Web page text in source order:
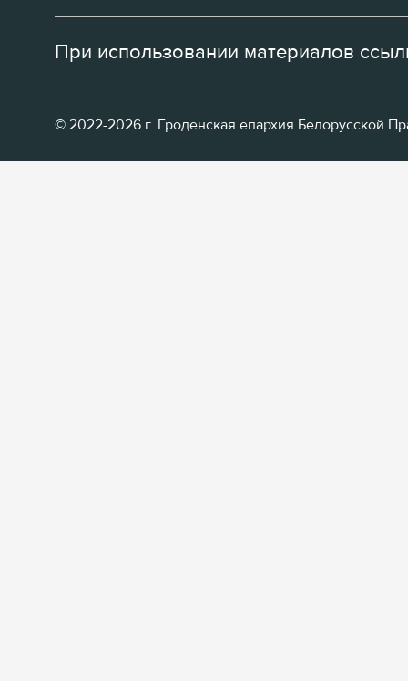
При использовании материалов
© 2022-2026 г. Гроденская епархия Белорусской